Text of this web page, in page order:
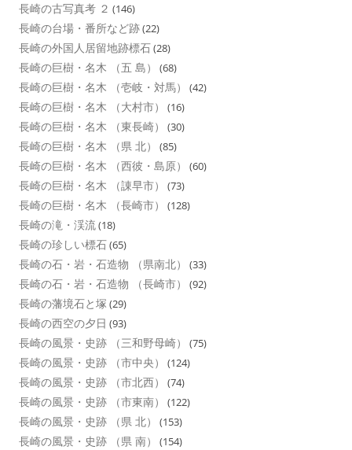
長崎の古写真考 ２ (146)
長崎の台場・番所など跡(22)
長崎の外国人居留地跡標石(28)
長崎の巨樹・名木 （五 島） (68)
長崎の巨樹・名木 （壱岐・対馬） (42)
長崎の巨樹・名木 （大村市） (16)
長崎の巨樹・名木 （東長崎） (30)
長崎の巨樹・名木 （県 北） (85)
長崎の巨樹・名木 （西彼・島原） (60)
長崎の巨樹・名木 （諌早市） (73)
長崎の巨樹・名木 （長崎市） (128)
長崎の滝・渓流(18)
長崎の珍しい標石(65)
長崎の石・岩・石造物 （県南北） (33)
長崎の石・岩・石造物 （長崎市） (92)
長崎の藩境石と塚 (29)
長崎の西空の夕日 (93)
長崎の風景・史跡 （三和野母崎） (75)
長崎の風景・史跡 （市中央） (124)
長崎の風景・史跡 （市北西） (74)
長崎の風景・史跡 （市東南） (122)
長崎の風景・史跡 （県 北） (153)
長崎の風景・史跡 （県 南） (154)